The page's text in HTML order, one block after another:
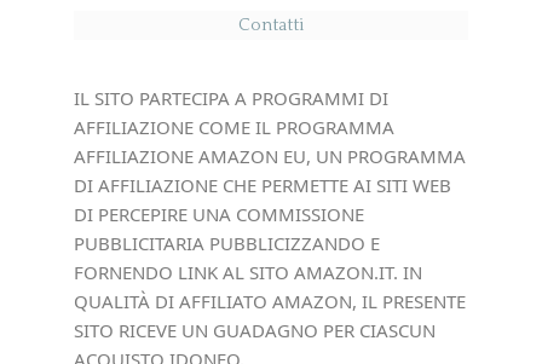
Contatti
IL SITO PARTECIPA A PROGRAMMI DI
AFFILIAZIONE COME IL PROGRAMMA
AFFILIAZIONE AMAZON EU, UN PROGRAMMA
DI AFFILIAZIONE CHE PERMETTE AI SITI WEB
DI PERCEPIRE UNA COMMISSIONE
PUBBLICITARIA PUBBLICIZZANDO E
FORNENDO LINK AL SITO AMAZON.IT. IN
QUALITÀ DI AFFILIATO AMAZON, IL PRESENTE
SITO RICEVE UN GUADAGNO PER CIASCUN
ACQUISTO IDONEO.